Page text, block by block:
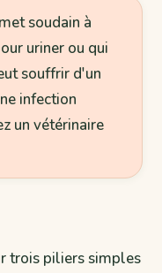
soudain à
uriner ou qui
souffrir d'un
infection
un vétérinaire
trois piliers simples